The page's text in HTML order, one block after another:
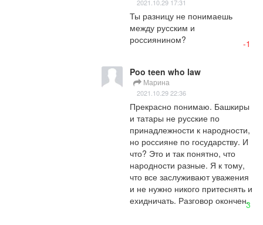
2021.10.29 17:31
Ты разницу не понимаешь
между русским и
россиянином?
-1
Poo teen who law
Марина
2021.10.29 22:36
Прекрасно понимаю. Башкиры
и татары не русские по
принадлежности к народности,
но россияне по государству. И
что? Это и так понятно, что
народности разные. Я к тому,
что все заслуживают уважения
и не нужно никого притеснять и
ехидничать. Разговор окончен.3